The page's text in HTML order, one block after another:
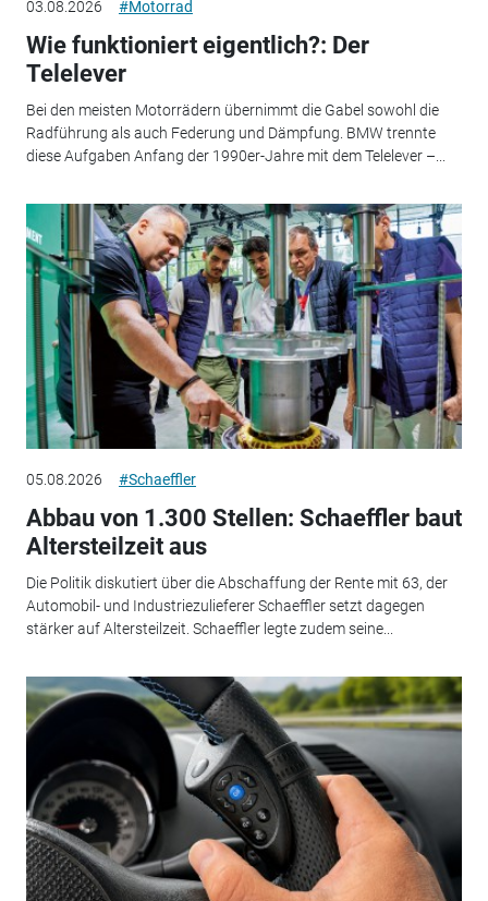
03.08.2026 #Motorrad
Wie funktioniert eigentlich?: Der
Telelever
Bei den meisten Motorrädern übernimmt die Gabel sowohl die
Radführung als auch Federung und Dämpfung. BMW trennte
diese Aufgaben Anfang der 1990er-Jahre mit dem Telelever –...
05.08.2026 #Schaeffler
Abbau von 1.300 Stellen: Schaeffler baut
Altersteilzeit aus
Die Politik diskutiert über die Abschaffung der Rente mit 63, der
Automobil- und Industriezulieferer Schaeffler setzt dagegen
stärker auf Altersteilzeit. Schaeffler legte zudem seine...